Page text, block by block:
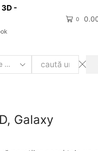
-
0
Galaxy